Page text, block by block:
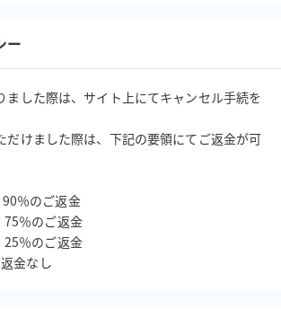
ー
ました際は、サイト上にてキャンセル手続を
だけました際は、下記の要領にてご返金が可
％のご返金
75％のご返金
25％のご返金
金なし